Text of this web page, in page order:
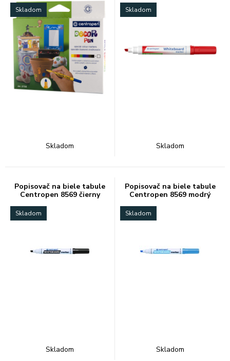
Skladom
Skladom
Skladom
Skladom
Popisovač na biele tabule
Centropen 8569 čierny
Skladom
Skladom
Popisovač na biele tabule
Centropen 8569 modrý
Skladom
Skladom